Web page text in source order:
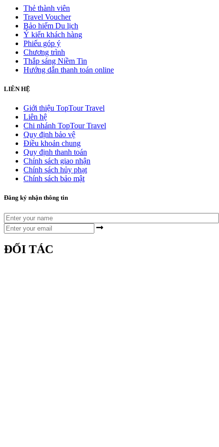
Thẻ thành viên
Travel Voucher
Bảo hiểm Du lịch
Ý kiến khách hàng
Phiếu góp ý
Chương trình
Thắp sáng Niềm Tin
Hướng dẫn thanh toán online
LIÊN HỆ
Giới thiệu TopTour Travel
Liên hệ
Chi nhánh TopTour Travel
Quy định bảo vệ
Điều khoản chung
Quy định thanh toán
Chính sách giao nhận
Chính sách hủy phạt
Chính sách bảo mật
Đăng ký nhận thông tin
ĐỐI TÁC